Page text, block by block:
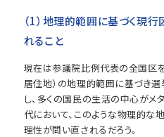
（1）地理的範囲に基づく現
れること
現在は参議院比例代表の全国区
居住地）の地理的範囲に基づき
し、多くの国民の生活の中心がメ
代において、このような物理的な
理性が問い直されるだろう。